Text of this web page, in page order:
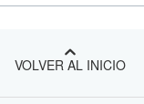
VOLVER AL INICIO